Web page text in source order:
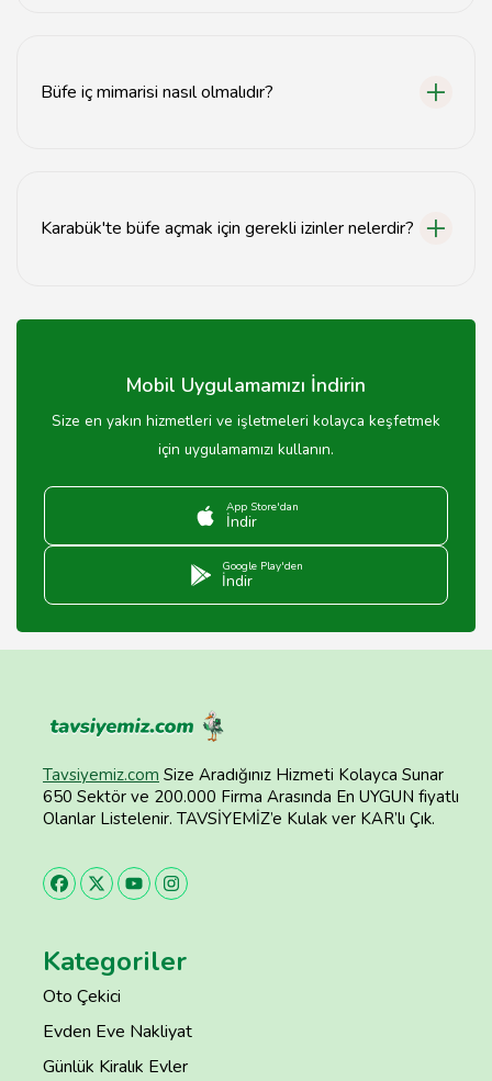
Büfe iç mimarisi nasıl olmalıdır?
Karabük'te büfe açmak için gerekli izinler nelerdir?
ruhsatı ve sağlık izinleri alınmalıdır.
Mobil Uygulamamızı İndirin
Size en yakın hizmetleri ve işletmeleri kolayca keşfetmek
için uygulamamızı kullanın.
App Store'dan
İndir
Google Play'den
İndir
Tavsiyemiz.com Size Aradığınız Hizmeti Kolayca Sunar
650 Sektör ve 200.000 Firma Arasında En UYGUN fiyatlı
Olanlar Listelenir. TAVSİYEMİZ’e Kulak ver KAR’lı Çık.
Kategoriler
Oto Çekici
Evden Eve Nakliyat
Günlük Kiralık Evler